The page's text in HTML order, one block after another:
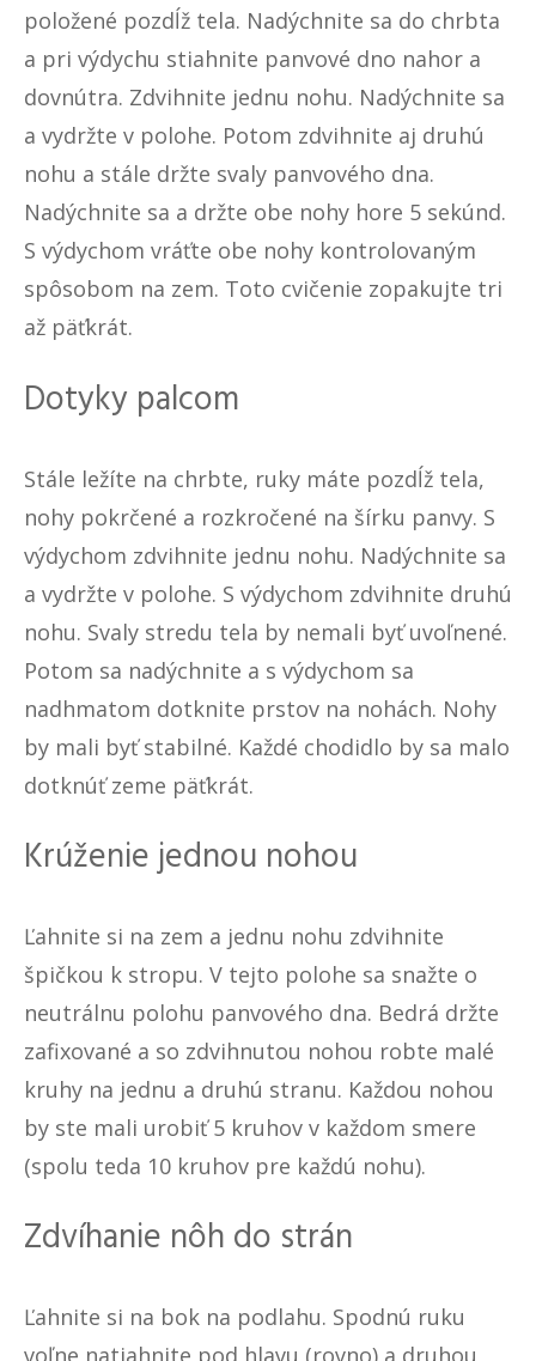
položené pozdĺž tela. Nadýchnite sa do chrbta
a pri výdychu stiahnite panvové dno nahor a
dovnútra. Zdvihnite jednu nohu. Nadýchnite sa
a vydržte v polohe. Potom zdvihnite aj druhú
nohu a stále držte svaly panvového dna.
Nadýchnite sa a držte obe nohy hore 5 sekúnd.
S výdychom vráťte obe nohy kontrolovaným
spôsobom na zem. Toto cvičenie zopakujte tri
až päťkrát.
Dotyky palcom
Stále ležíte na chrbte, ruky máte pozdĺž tela,
nohy pokrčené a rozkročené na šírku panvy. S
výdychom zdvihnite jednu nohu. Nadýchnite sa
a vydržte v polohe. S výdychom zdvihnite druhú
nohu. Svaly stredu tela by nemali byť uvoľnené.
Potom sa nadýchnite a s výdychom sa
nadhmatom dotknite prstov na nohách. Nohy
by mali byť stabilné. Každé chodidlo by sa malo
dotknúť zeme päťkrát.
Krúženie jednou nohou
Ľahnite si na zem a jednu nohu zdvihnite
špičkou k stropu. V tejto polohe sa snažte o
neutrálnu polohu panvového dna. Bedrá držte
zafixované a so zdvihnutou nohou robte malé
kruhy na jednu a druhú stranu. Každou nohou
by ste mali urobiť 5 kruhov v každom smere
(spolu teda 10 kruhov pre každú nohu).
Zdvíhanie nôh do strán
Ľahnite si na bok na podlahu. Spodnú ruku
voľne natiahnite pod hlavu (rovno) a druhou